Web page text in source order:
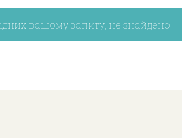
вашому запиту, не знайдено.